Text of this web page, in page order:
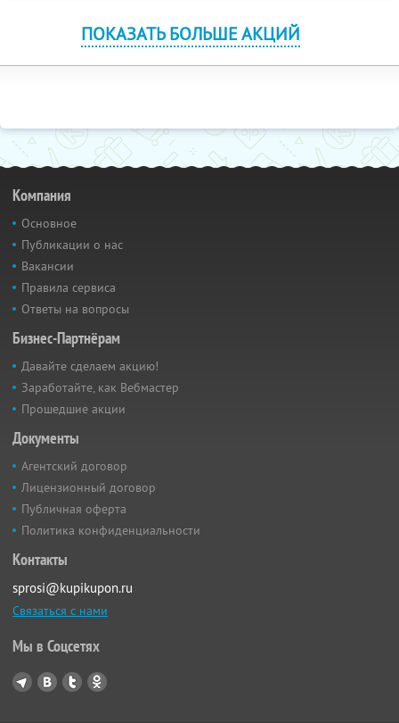
ПОКАЗАТЬ БОЛЬШЕ АКЦИЙ
Компания
Основное
Публикации о нас
Вакансии
Правила сервиса
Ответы на вопросы
Бизнес-Партнёрам
Давайте сделаем акцию!
Заработайте, как Вебмастер
Прошедшие акции
Документы
Агентский договор
Лицензионный договор
Публичная оферта
Политика конфиденциальности
Контакты
sprosi@kupikupon.ru
Связаться с нами
Мы в Соцсетях